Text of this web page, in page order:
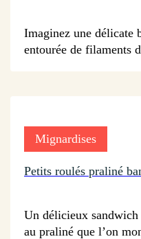
Imaginez une délicate
entourée de filaments
Mignardises
Petits roulés praliné
Un délicieux sandwich
au praliné que l’on monte